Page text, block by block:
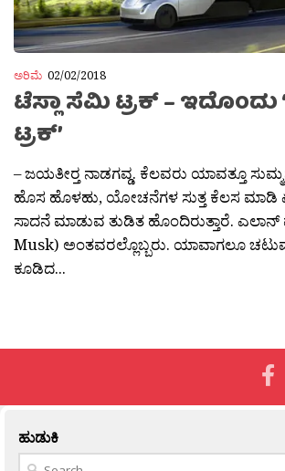
ಅರಿಮೆ 02/02/2018
ಟೆಸ್ಲಾ ಸೆಮಿ ಟ್ರಕ್ –
ಟ್ರಕ್’
– ಜಯತೀರ‍್ತ ನಾಡಗವ್ಡ. ಕೆಲವರು ಯಾವತ್ತೂ
ಹೊಸ ಹೊಳಹು, ಯೋಚನೆಗಳ ಸುತ್ತ ಕೆಲಸ ಮಾಡಿ
ಸಾದನೆ ಮಾಡುವ ತುಡಿತ ಹೊಂದಿರುತ್ತಾರೆ.
Musk) ಅಂತವರಲ್ಲೊಬ್ಬರು. ಯಾವಾಗಲೂ
ಕೂಡಿದ...
ಹುಡುಕಿ
Search